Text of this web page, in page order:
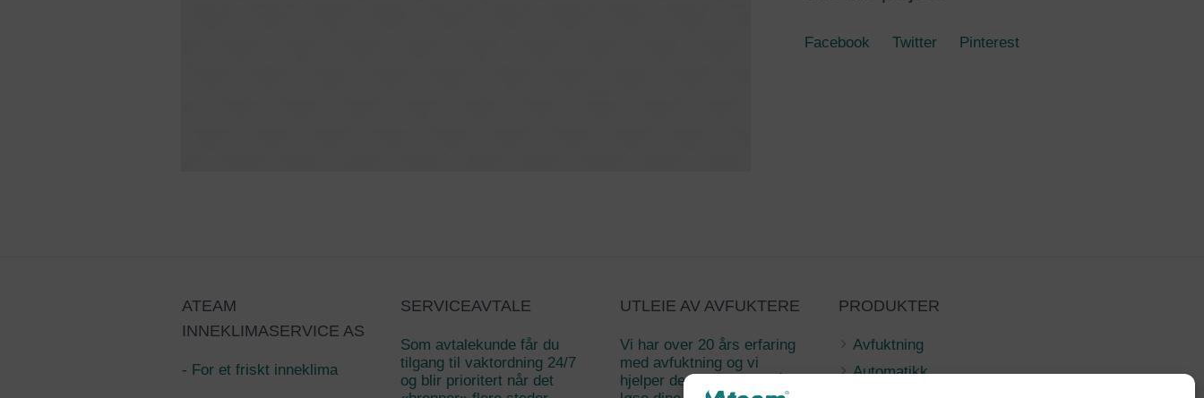
Facebook Twitter Pinterest
ATEAM
INNEKLIMASERVICE AS
- For et friskt inneklima
SERVICEAVTALE
Som avtalekunde får du
tilgang til vaktordning 24/7
og blir prioritert når det
UTLEIE AV AVFUKTERE
Vi har over 20 års erfaring
med avfuktning og vi
hjelper deg gjerne med å
PRODUKTER
Avfuktning
Automatikk